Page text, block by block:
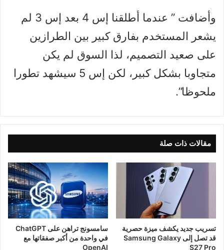
وأضافت ” عندما أطلقنا إس 4 بعد إس 3 لم
يشعر المستخدم بفارق كبير بين الطرازين
على صعيد التصميم، لذا السوق لم يكن
متجاوبا بشكل كبير، لكن إس 5 سيشهد تطورا
ملحوظا”.
مقالات ذات صلة
تسريب جديد يكشف ميزة حصرية
قد تصل إلى Samsung Galaxy
S27 Pro
سامسونج تراهن على ChatGPT
في واحدة من أكبر صفقاتها مع
OpenAI